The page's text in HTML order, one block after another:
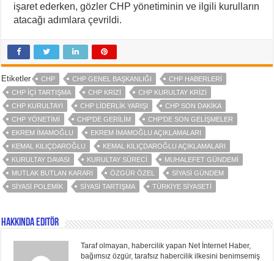
işaret ederken, gözler CHP yönetiminin ve ilgili kurulların
atacağı adımlara çevrildi.
Etiketler CHP CHP GENEL BAŞKANLIĞI
CHP HABERLERI
CHP IÇI TARTIŞMA
CHP KRIZI
CHP KURULTAY KRIZI
CHP KURULTAYI
CHP LIDERLIK YARIŞI
CHP SON DAKIKA
CHP YÖNETIMI
CHP'DE GERILIM
CHP’DE SON GELIŞMELER
EKREM İMAMOĞLU
EKREM İMAMOĞLU AÇIKLAMALARI
KEMAL KILIÇDAROĞLU
KEMAL KILIÇDAROĞLU AÇIKLAMALARI
KURULTAY DAVASI
KURULTAY SÜRECI
MUHALEFET GÜNDEMI
MUTLAK BUTLAN KARARI
ÖZGÜR ÖZEL
SIYASI GÜNDEM
SIYASI POLEMIK
SIYASI TARTIŞMA TÜRKIYE SIYASETI
Hakkında Editör
Taraf olmayan, habercilik yapan Net İnternet Haber,
bağımsız özgür, tarafsız habercilik ilkesini benimsemiş